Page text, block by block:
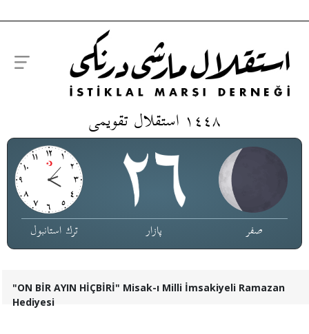
١٤٤٨ استقلال تقویمی
ترك استانبول پازار صفر
"ON BİR AYIN HİÇBİRİ" Misak-ı Milli İmsakiyeli Ramazan
Hediyesi